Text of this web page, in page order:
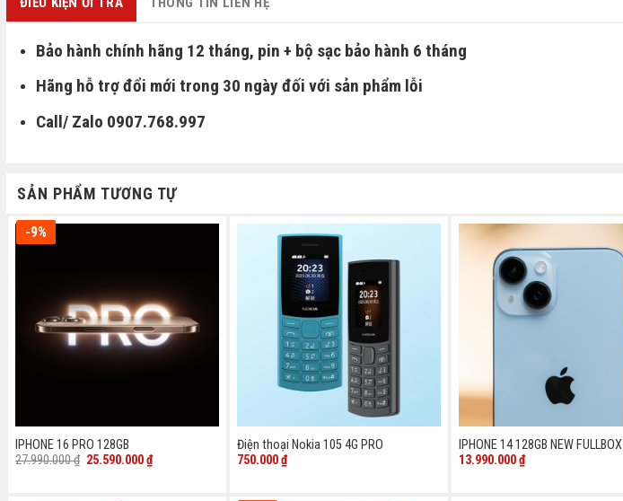
Bảo hành chính hãng 12 tháng, pin + bộ sạc bảo hành 6 tháng
Hãng hỗ trợ đổi mới trong 30 ngày đối với sản phẩm lỗi
Call/ Zalo 0907.768.997
SẢN PHẨM TƯƠNG TỰ
-9%
IPHONE 16 PRO 128GB
27.990.000₫ Giá
25.590.000₫Giá
hiện
Điện thoại Nokia 105 4G PRO
750.000₫
IPHONE 14 128GB NEW FULLBOX
13.990.000₫